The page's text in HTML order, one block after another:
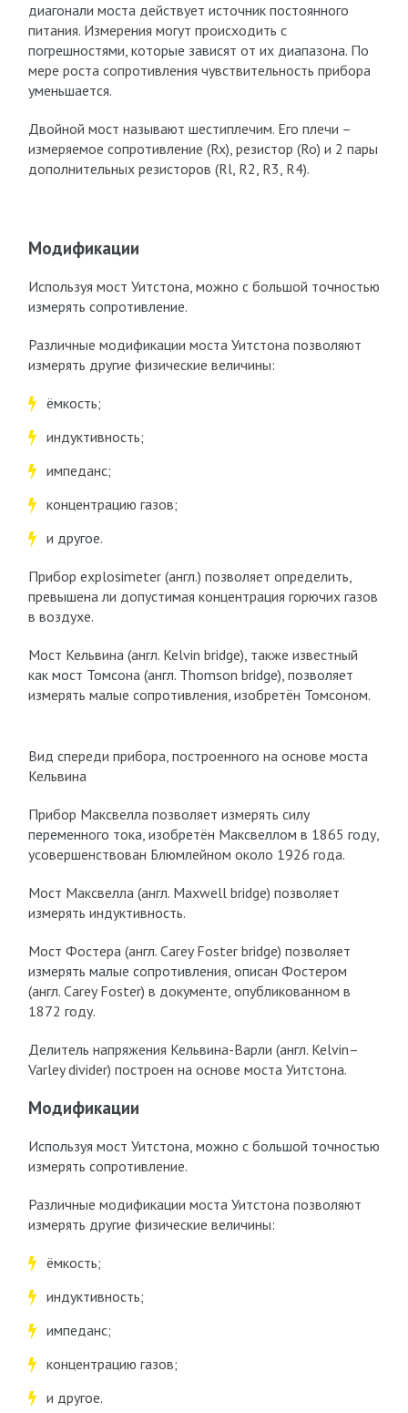
диагонали моста действует источник постоянного
питания. Измерения могут происходить с
погрешностями, которые зависят от их диапазона. По
мере роста сопротивления чувствительность прибора
уменьшается.
Двойной мост называют шестиплечим. Его плечи –
измеряемое сопротивление (Rx), резистор (Ro) и 2 пары
дополнительных резисторов (Rl, R2, R3, R4).
Модификации
Используя мост Уитстона, можно с большой точностью
измерять сопротивление.
Различные модификации моста Уитстона позволяют
измерять другие физические величины:
ёмкость;
индуктивность;
импеданс;
концентрацию газов;
и другое.
Прибор explosimeter (англ.) позволяет определить,
превышена ли допустимая концентрация горючих газов
в воздухе.
Мост Кельвина (англ. Kelvin bridge), также известный
как мост Томсона (англ. Thomson bridge), позволяет
измерять малые сопротивления, изобретён Томсоном.
Вид спереди прибора, построенного на основе моста
Кельвина
Прибор Максвелла позволяет измерять силу
переменного тока, изобретён Максвеллом в 1865 году,
усовершенствован Блюмлейном около 1926 года.
Мост Максвелла (англ. Maxwell bridge) позволяет
измерять индуктивность.
Мост Фостера (англ. Carey Foster bridge) позволяет
измерять малые сопротивления, описан Фостером
(англ. Carey Foster) в документе, опубликованном в
1872 году.
Делитель напряжения Кельвина-Варли (англ. Kelvin–
Varley divider) построен на основе моста Уитстона.
Модификации
Используя мост Уитстона, можно с большой точностью
измерять сопротивление.
Различные модификации моста Уитстона позволяют
измерять другие физические величины:
ёмкость;
индуктивность;
импеданс;
концентрацию газов;
и другое.